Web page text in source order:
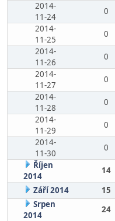
2014-
11-24
0
2014-
11-25
0
2014-
11-26
0
2014-
11-27
0
2014-
11-28
0
2014-
11-29
0
2014-
11-30
0
Říjen
2014
14
Září 2014
15
Srpen
2014
24